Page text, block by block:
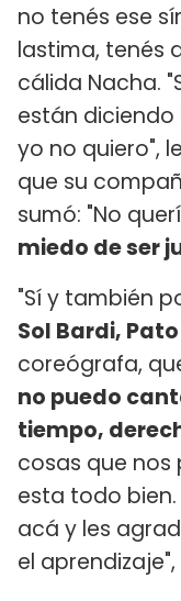
no tenés ese
lastima, tenés
cálida Nacha.
están
yo no quiero",
que su
sumó: "No
miedo de ser
"Sí y también
Sol Bardi,
coreógrafa,
no puedo
tiempo,
cosas que nos
esta todo
acá y les
el